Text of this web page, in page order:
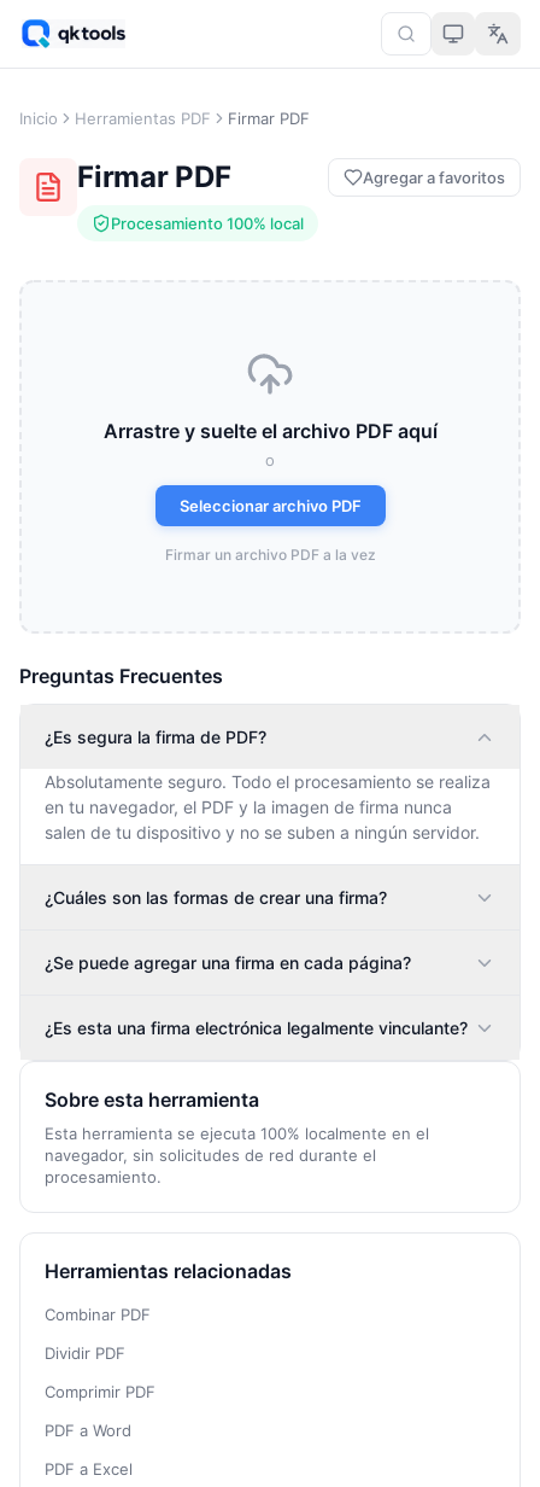
Inicio Herramientas PDF Firmar PDF
Firmar PDF
Procesamiento 100% local
Agregar a favoritos
Arrastre y suelte el archivo PDF aquí
o
Seleccionar archivo PDF
Firmar un archivo PDF a la vez
Preguntas Frecuentes
¿Es segura la firma de PDF?
Absolutamente seguro. Todo el procesamiento se realiza
en tu navegador, el PDF y la imagen de firma nunca
salen de tu dispositivo y no se suben a ningún servidor.
¿Cuáles son las formas de crear una firma?
¿Se puede agregar una firma en cada página?
¿Es esta una firma electrónica legalmente vinculante?
Sobre esta herramienta
Esta herramienta se ejecuta 100% localmente en el
navegador, sin solicitudes de red durante el
procesamiento.
Herramientas relacionadas
Combinar PDF
Dividir PDF
Comprimir PDF
PDF a Word
PDF a Excel